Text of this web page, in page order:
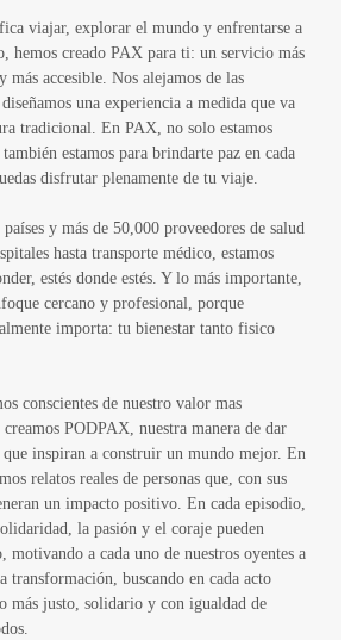
viajar, explorar el mundo y enfrentarse a
hemos creado PAX para ti: un servicio más
más accesible. Nos alejamos de las
una experiencia a medida que va
tradicional. En PAX, no solo estamos
estamos para brindarte paz en cada
disfrutar plenamente de tu viaje.
y más de 50,000 proveedores de salud
hasta transporte médico, estamos
estés donde estés. Y lo más importante,
cercano y profesional, porque
importa: tu bienestar tanto fisico
conscientes de nuestro valor mas
PODPAX, nuestra manera de dar
inspiran a construir un mundo mejor. En
relatos reales de personas que, con sus
un impacto positivo. En cada episodio,
la pasión y el coraje pueden
motivando a cada uno de nuestros oyentes a
transformación, buscando en cada acto
más justo, solidario y con igualdad de